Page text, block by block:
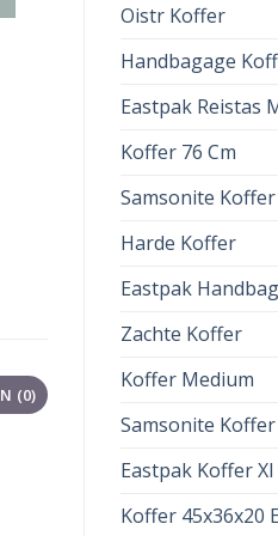
Oistr Koffer
Handbagage
Eastpak Reistas
Koffer 76 Cm
Samsonite
Harde Koffer
Eastpak
Zachte Koffer
Koffer Medium
Samsonite
Eastpak Koffer Xl
Koffer 45x36x20
(0)